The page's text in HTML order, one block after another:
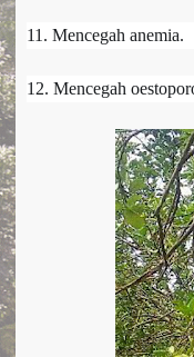
11. Mencegah anemia.
12. Mencegah